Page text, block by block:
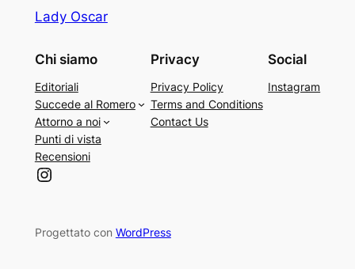
Lady Oscar
Chi siamo
Editoriali
Succede al Romero
Attorno a noi
Punti di vista
Recensioni
Instagram
Privacy
Privacy Policy
Terms and Conditions
Contact Us
Social
Instagram
Progettato con WordPress